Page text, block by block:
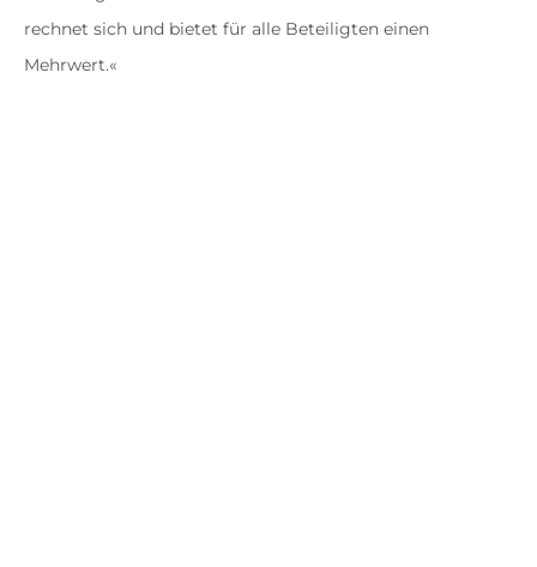
rechnet sich und bietet für alle Beteiligten einen
Mehrwert.«